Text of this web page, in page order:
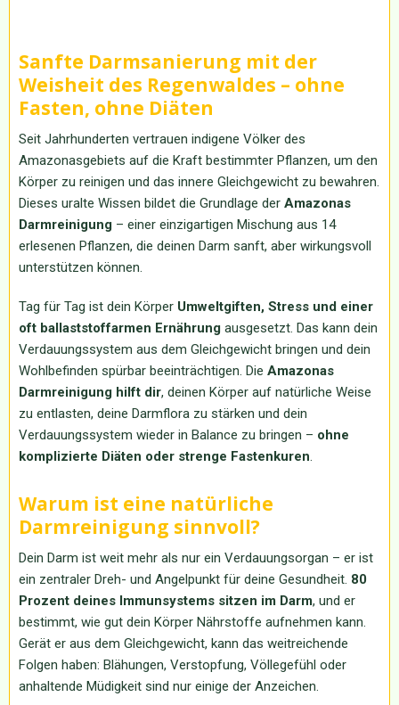
Sanfte Darmsanierung mit der
Weisheit des Regenwaldes – ohne
Fasten, ohne Diäten
Seit Jahrhunderten vertrauen indigene Völker des
Amazonasgebiets auf die Kraft bestimmter Pflanzen, um den
Körper zu reinigen und das innere Gleichgewicht zu bewahren.
Dieses uralte Wissen bildet die Grundlage der Amazonas
Darmreinigung – einer einzigartigen Mischung aus 14
erlesenen Pflanzen, die deinen Darm sanft, aber wirkungsvoll
unterstützen können.
Tag für Tag ist dein Körper Umweltgiften, Stress und einer
oft ballaststoffarmen Ernährung ausgesetzt. Das kann dein
Verdauungssystem aus dem Gleichgewicht bringen und dein
Wohlbefinden spürbar beeinträchtigen. Die Amazonas
Darmreinigung hilft dir, deinen Körper auf natürliche Weise
zu entlasten, deine Darmflora zu stärken und dein
Verdauungssystem wieder in Balance zu bringen – ohne
komplizierte Diäten oder strenge Fastenkuren.
Warum ist eine natürliche
Darmreinigung sinnvoll?
Dein Darm ist weit mehr als nur ein Verdauungsorgan – er ist
ein zentraler Dreh- und Angelpunkt für deine Gesundheit. 80
Prozent deines Immunsystems sitzen im Darm, und er
bestimmt, wie gut dein Körper Nährstoffe aufnehmen kann.
Gerät er aus dem Gleichgewicht, kann das weitreichende
Folgen haben: Blähungen, Verstopfung, Völlegefühl oder
anhaltende Müdigkeit sind nur einige der Anzeichen.